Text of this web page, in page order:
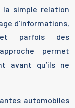
simple relation
d’informations,
et parfois des
permet
avant qu’ils ne
automobiles